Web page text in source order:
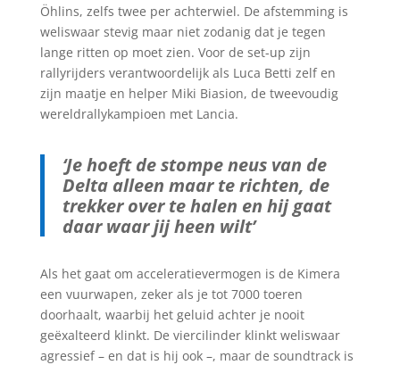
Öhlins, zelfs twee per achterwiel. De afstemming is
weliswaar stevig maar niet zodanig dat je tegen
lange ritten op moet zien. Voor de set-up zijn
rallyrijders verantwoordelijk als Luca Betti zelf en
zijn maatje en helper Miki Biasion, de tweevoudig
wereldrallykampioen met Lancia.
‘Je hoeft de stompe neus van de
Delta alleen maar te richten, de
trekker over te halen en hij gaat
daar waar jij heen wilt’
Als het gaat om acceleratievermogen is de Kimera
een vuurwapen, zeker als je tot 7000 toeren
doorhaalt, waarbij het geluid achter je nooit
geëxalteerd klinkt. De viercilinder klinkt weliswaar
agressief – en dat is hij ook –, maar de soundtrack is